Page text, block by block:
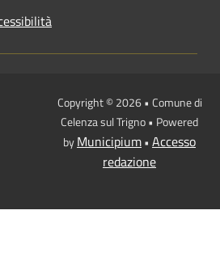
Copyright © 2026 • Comune di
Celenza sul Trigno • Powered
byMunicipium• Accesso
redazione